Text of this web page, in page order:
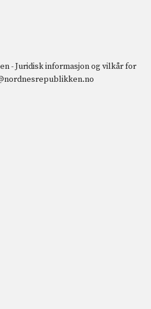
-Juridisk informasjon og vilkår for